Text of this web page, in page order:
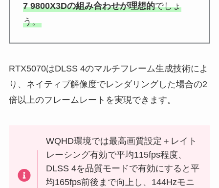
7 9800X3Dの組み合わせが理想的でしょ
う。
RTX5070はDLSS 4のマルチフレーム生成技術によ
り、ネイティブ解像度でレンダリングした場合の2
倍以上のフレームレートを実現できます。
WQHD環境では最高画質設定＋レイト
レーシング有効で平均115fps程度、
DLSS 4を品質モードで有効にすると平
均165fps前後まで向上し、144Hzモニ